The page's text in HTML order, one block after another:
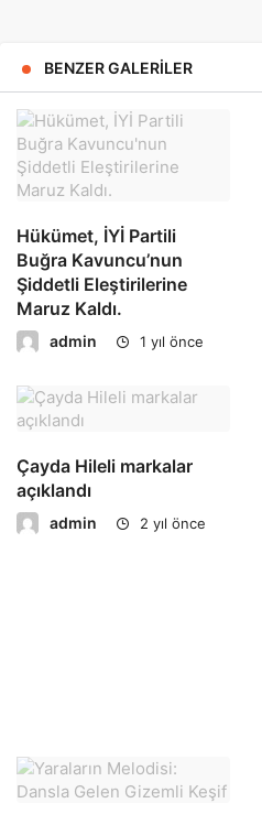
BENZER GALERILER
Hükümet, İYİ Partili
Buğra Kavuncu’nun
Şiddetli Eleştirilerine
Maruz Kaldı.
admin 1 yıl önce
Çayda Hileli markalar
açıklandı
admin 2 yıl önce